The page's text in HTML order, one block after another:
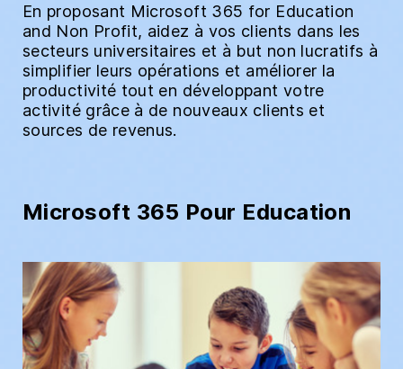
En proposant Microsoft 365 for Education
and Non Profit, aidez à vos clients dans les
secteurs universitaires et à but non lucratifs à
simplifier leurs opérations et améliorer la
productivité tout en développant votre
activité grâce à de nouveaux clients et
sources de revenus.
Microsoft 365 Pour Education